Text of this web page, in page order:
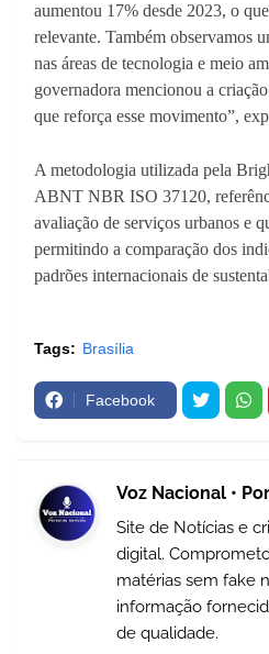
aumentou 17% desde 2023, o
relevante. Também observamos
nas áreas de tecnologia e meio
governadora mencionou a
que reforça esse movimento”,
A metodologia utilizada pela
ABNT NBR ISO 37120,
avaliação de serviços urbanos e
permitindo a comparação dos
padrões internacionais de
Tags: Brasília
Facebook
Voz Nacional •
Site de Notícias e
digital.
matérias sem fake
informação
de qualidade.